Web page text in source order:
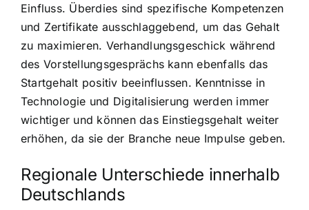
Einfluss. Überdies sind spezifische Kompetenzen
und Zertifikate ausschlaggebend, um das Gehalt
zu maximieren. Verhandlungsgeschick während
des Vorstellungsgesprächs kann ebenfalls das
Startgehalt positiv beeinflussen. Kenntnisse in
Technologie und Digitalisierung werden immer
wichtiger und können das Einstiegsgehalt weiter
erhöhen, da sie der Branche neue Impulse geben.
Regionale Unterschiede innerhalb
Deutschlands